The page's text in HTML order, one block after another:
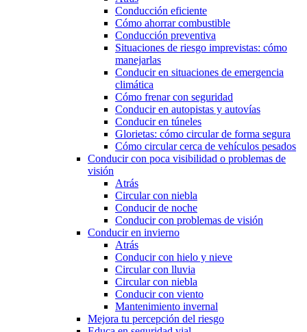
Conducción eficiente
Cómo ahorrar combustible
Conducción preventiva
Situaciones de riesgo imprevistas: cómo
manejarlas
Conducir en situaciones de emergencia
climática
Cómo frenar con seguridad
Conducir en autopistas y autovías
Conducir en túneles
Glorietas: cómo circular de forma segura
Cómo circular cerca de vehículos pesados
Conducir con poca visibilidad o problemas de
visión
Atrás
Circular con niebla
Conducir de noche
Conducir con problemas de visión
Conducir en invierno
Atrás
Conducir con hielo y nieve
Circular con lluvia
Circular con niebla
Conducir con viento
Mantenimiento invernal
Mejora tu percepción del riesgo